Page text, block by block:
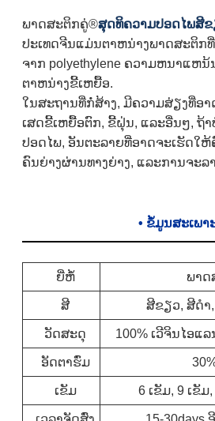
ພາດສະຕິກຄູ່®ສຸດທິຄວາມປອດໄພສີ
ປະເທດຈີນແມ່ນຕາຫນ່າງພາດສະຕິກ
ຈາກ polyethylene ຄວາມຫນາແຫນ້
ຕາຫນ່າງຂີ້ເຫຍື້ອ.
ໃນສະຖານທີ່ກໍ່ສ້າງ, ມີຄວາມສ່ຽງທີ່ອ
ເສດຂີ້ເຫຍື້ອຕົກ, ຂີ້ຝຸ່ນ, ແລະອື່ນໆ, ຖ້
ປອດໄພ, ອັນຕະລາຍທີ່ອາດຈະເຮັດໃຫ້
ຄົນຍ່າງຜ່ານທາງຍ່າງ, ແລະການຈະລ
• ຂໍ້ມູນສະເພ
ຍີ່ຫໍ້ ພາດ
ສີ ສີຂຽວ, ສີດໍາ,
ວັດສະດຸ 100% ເວີຈິນໄອແ
ອັດຕາຮົ່ມ
ເຂັມ 6 ເຂັມ, 9 ເຂັມ